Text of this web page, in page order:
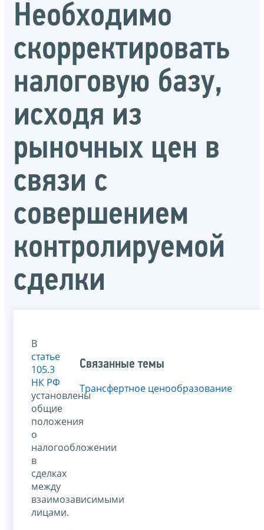
Необходимо
скорректировать
налоговую базу,
исходя из
рыночных цен в
связи с
совершением
контролируемой
сделки
В
статье
105.3
НК РФ
установлены
общие
положения
о
налогообложении
в
сделках
между
взаимозависимыми
лицами.
Связанные темы
Трансфертное ценообразование